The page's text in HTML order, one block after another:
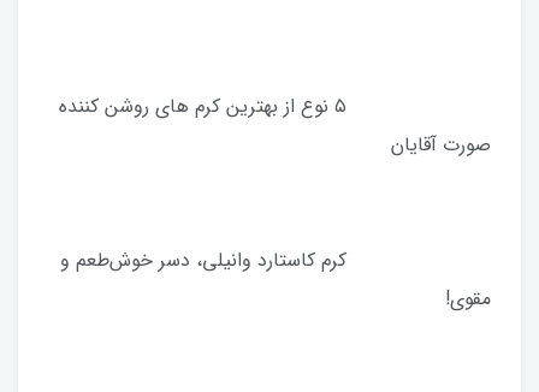
۵ نوع از بهترین کرم ‌های روشن‌ کننده
صورت آقایان
کرم کاستارد وانیلی، دسر خوش‌طعم و
مقوی!